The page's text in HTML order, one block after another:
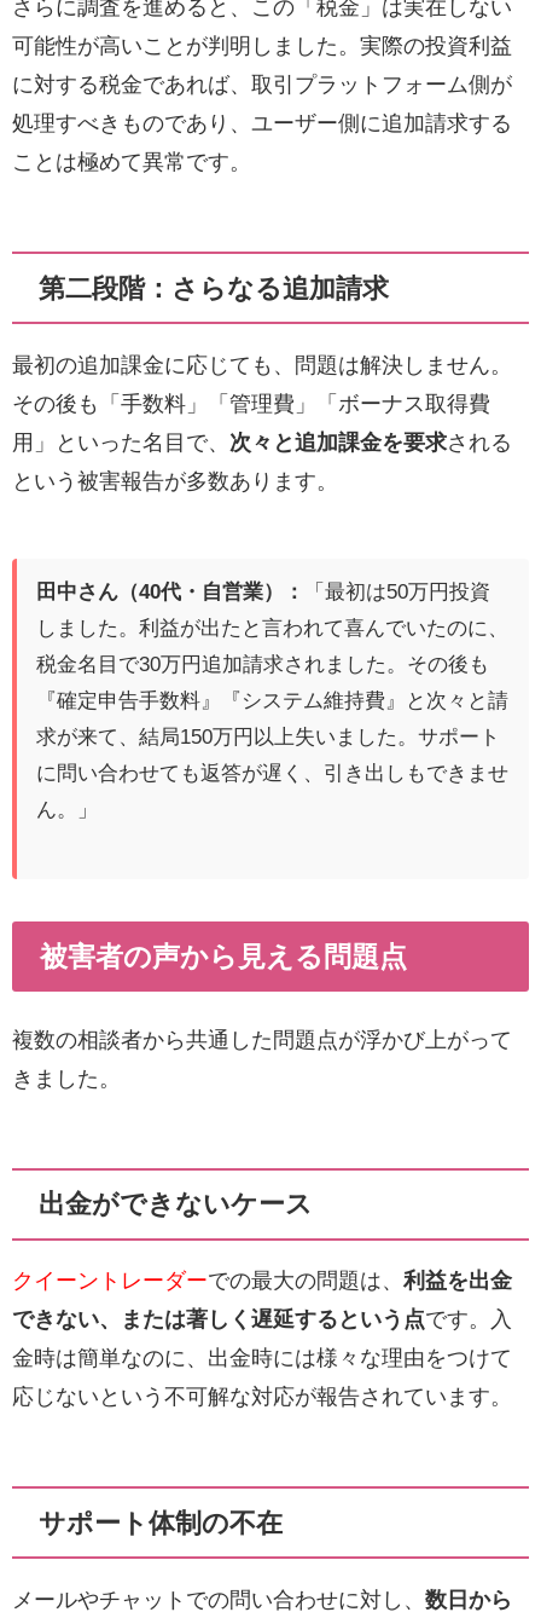
さらに調査を進めると、この「税金」は実在しない
可能性が高いことが判明しました。実際の投資利益
に対する税金であれば、取引プラットフォーム側が
処理すべきものであり、ユーザー側に追加請求する
ことは極めて異常です。
第二段階：さらなる追加請求
最初の追加課金に応じても、問題は解決しません。
その後も「手数料」「管理費」「ボーナス取得費
用」といった名目で、 次々と追加課金を要求される
という被害報告が多数あります。
田中さん（40代・自営業）：
「最初は50万円投資
しました。利益が出たと言われて喜んでいたのに、
税金名目で30万円追加請求されました。その後も
『確定申告手数料』『システム維持費』と次々と請
求が来て、結局150万円以上失いました。サポート
に問い合わせても返答が遅く、引き出しもできませ
ん。」
被害者の声から見える問題点
複数の相談者から共通した問題点が浮かび上がって
きました。
出金ができないケース
クイーントレーダーでの最大の問題は、 利益を出金
できない、または著しく遅延するという点です。入
金時は簡単なのに、出金時には様々な理由をつけて
応じないという不可解な対応が報告されています。
サポート体制の不在
メールやチャットでの問い合わせに対し、 数日から